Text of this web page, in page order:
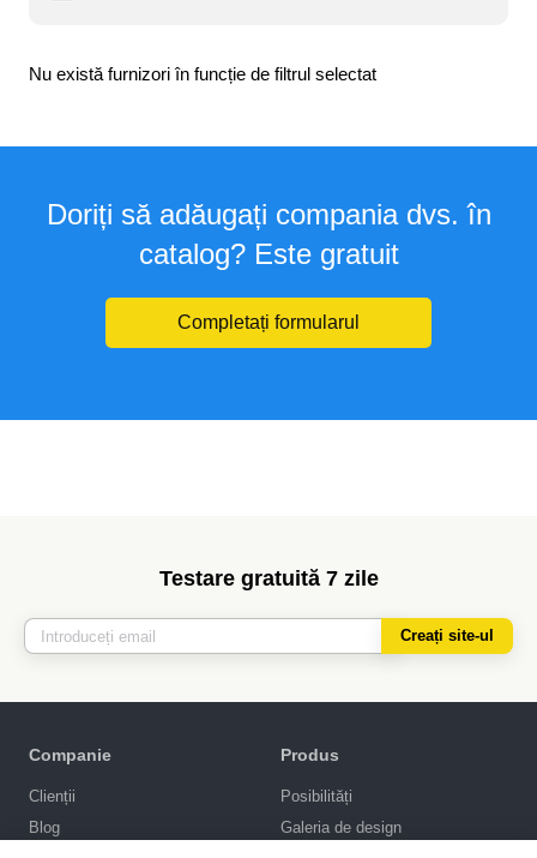
Nu există furnizori în funcție de filtrul selectat
Doriți să adăugați compania dvs. în
catalog? Este gratuit
Completați formularul
Testare gratuită 7 zile
Creați site-ul
Companie
Clienții
Blog
Produs
Posibilități
Galeria de design